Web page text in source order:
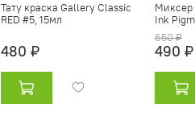
Тату краска Gallery Classic
RED #5, 15мл
480 ₽
Миксер
Ink
650 ₽
490 ₽